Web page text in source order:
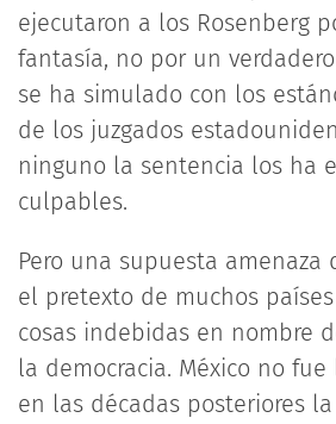
ejecutaron a los Rosenberg
fantasía, no por un
se ha simulado con los
de los juzgados
ninguno la sentencia los ha
culpables.
Pero una supuesta amenaza
el pretexto de muchos
cosas indebidas en nombre
la democracia. México no
en las décadas posteriores